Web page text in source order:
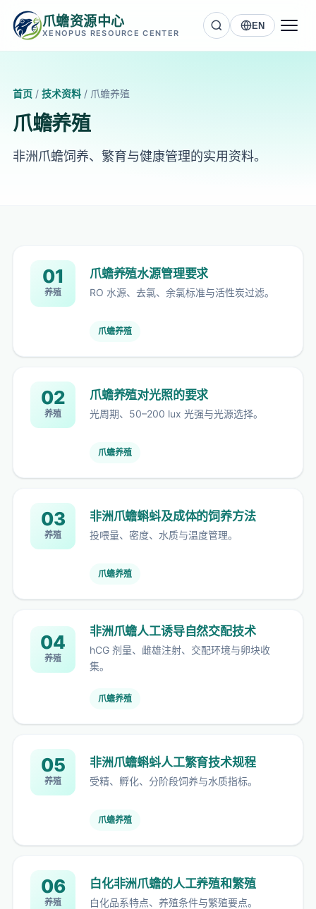
爪蟾资源中心
XENOPUS RESOURCE CENTER
EN
首页 / 技术资料 / 爪蟾养殖
爪蟾养殖
非洲爪蟾饲养、繁育与健康管理的实用资料。
01
养殖
爪蟾养殖水源管理要求
RO 水源、去氯、余氯标准与活性炭过滤。
爪蟾养殖
02
养殖
爪蟾养殖对光照的要求
光周期、50–200 lux 光强与光源选择。
爪蟾养殖
03
养殖
非洲爪蟾蝌蚪及成体的饲养方法
投喂量、密度、水质与温度管理。
爪蟾养殖
04
养殖
非洲爪蟾人工诱导自然交配技术
hCG 剂量、雌雄注射、交配环境与卵块收
集。
爪蟾养殖
05
养殖
非洲爪蟾蝌蚪人工繁育技术规程
受精、孵化、分阶段饲养与水质指标。
爪蟾养殖
06
养殖
白化非洲爪蟾的人工养殖和繁殖
白化品系特点、养殖条件与繁殖要点。